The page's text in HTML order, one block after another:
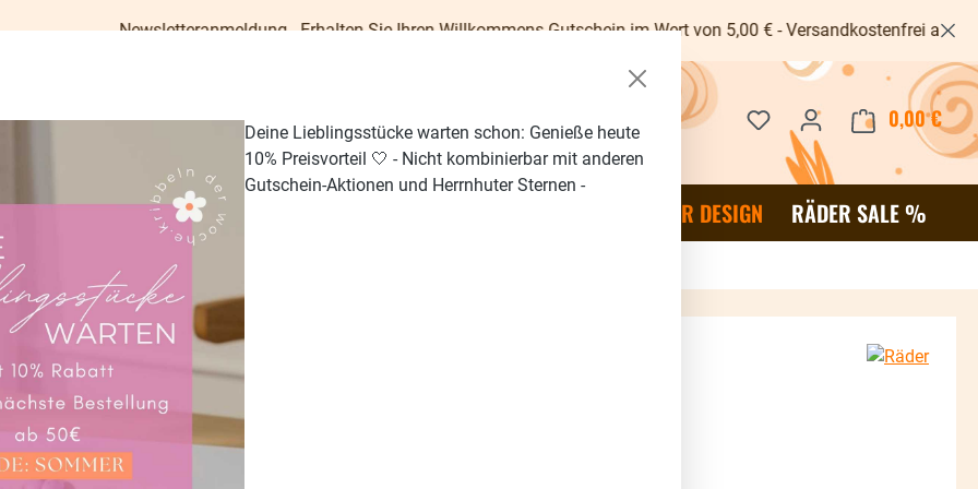
Newsletteranmeldung - Erhalten Sie Ihren Willkommens-Gutschein im Wert von 5,00 € - Versandkostenfrei ab 40€ -
Du hast 0 Produkte auf dem
0,00 €
TISCH & KÜCHE GESCHENKE RÄDER DESIGN RÄDER SALE %
Himmlische Schwestern
"Motiv 5"
Deine Lieblingsstücke warten schon: Genieße heute
10% Preisvorteil 🤍 - Nicht kombinierbar mit anderen
Gutschein-Aktionen und Herrnhuter Sternen -